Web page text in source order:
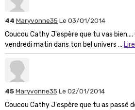
44 Maryvonne35 Le 03/01/2014
Coucou Cathy J'espère que tu vas
vendredi matin dans ton bel univers ...
45Maryvonne35 Le 02/01/2014
Coucou Cathy J'espère que tu as passé